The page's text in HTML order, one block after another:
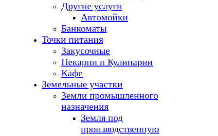
Другие услуги
Автомойки
Банкоматы
Точки питания
Закусочные
Пекарни и Кулинарии
Кафе
Земельные участки
Земли промышленного
назначения
Земля под
производственную